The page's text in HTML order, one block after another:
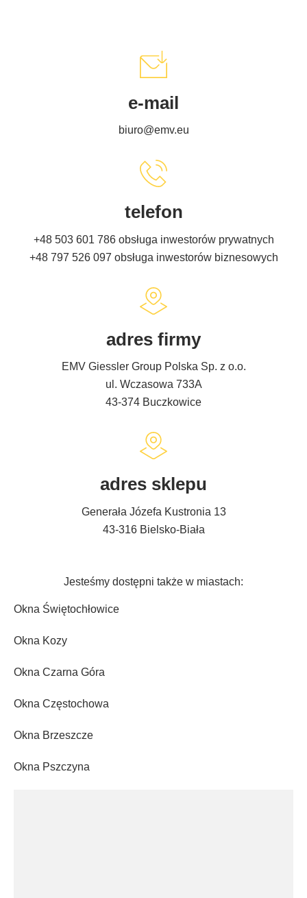
e-mail
biuro@emv.eu
telefon
+48 503 601 786 obsługa inwestorów prywatnych
+48 797 526 097 obsługa inwestorów biznesowych
adres firmy
EMV Giessler Group Polska Sp. z o.o.
ul. Wczasowa 733A
43-374 Buczkowice
adres sklepu
Generała Józefa Kustronia 13
43-316 Bielsko-Biała
Jesteśmy dostępni także w miastach:
Okna Świętochłowice
Okna Kozy
Okna Czarna Góra
Okna Częstochowa
Okna Brzeszcze
Okna Pszczyna